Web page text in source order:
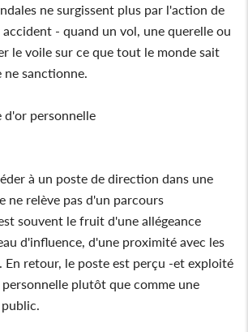
ne surgissent plus par l'action de
- quand un vol, une querelle ou
le voile sur ce que tout le monde sait
ne sanctionne.
d'or personnelle
à un poste de direction dans une
ne relève pas d'un parcours
souvent le fruit d'une allégeance
d'influence, d'une proximité avec les
En retour, le poste est perçu -et exploité
plutôt que comme une